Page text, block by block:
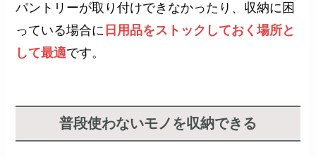
パントリーが取り付けできなかったり、収納に困
っている場合に 日用品をストックしておく場所と
して最適です。
普段使わないモノを収納できる